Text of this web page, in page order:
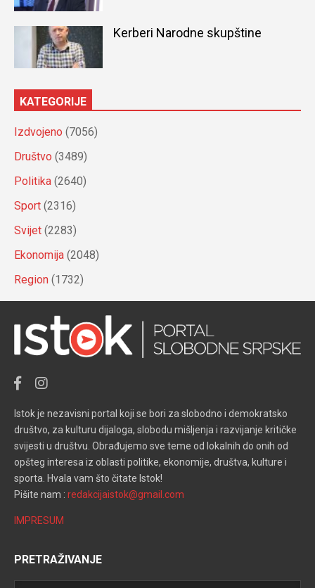
Kerberi Narodne skupštine
KATEGORIJE
Izdvojeno (7056)
Društvo (3489)
Politika (2640)
Sport (2316)
Svijet (2283)
Ekonomija (2048)
Region (1732)
Istok je nezavisni portal koji se bori za slobodno i demokratsko
društvo, za kulturu dijaloga, slobodu mišljenja i razvijanje kritičke
svijesti u društvu. Obrađujemo sve teme od lokalnih do onih od
opšteg interesa iz oblasti politike, ekonomije, društva, kulture i
sporta. Hvala vam što čitate Istok!
Pišite nam : redakcijaistok@gmail.com
IMPRESUM
PRETRAŽIVANJE